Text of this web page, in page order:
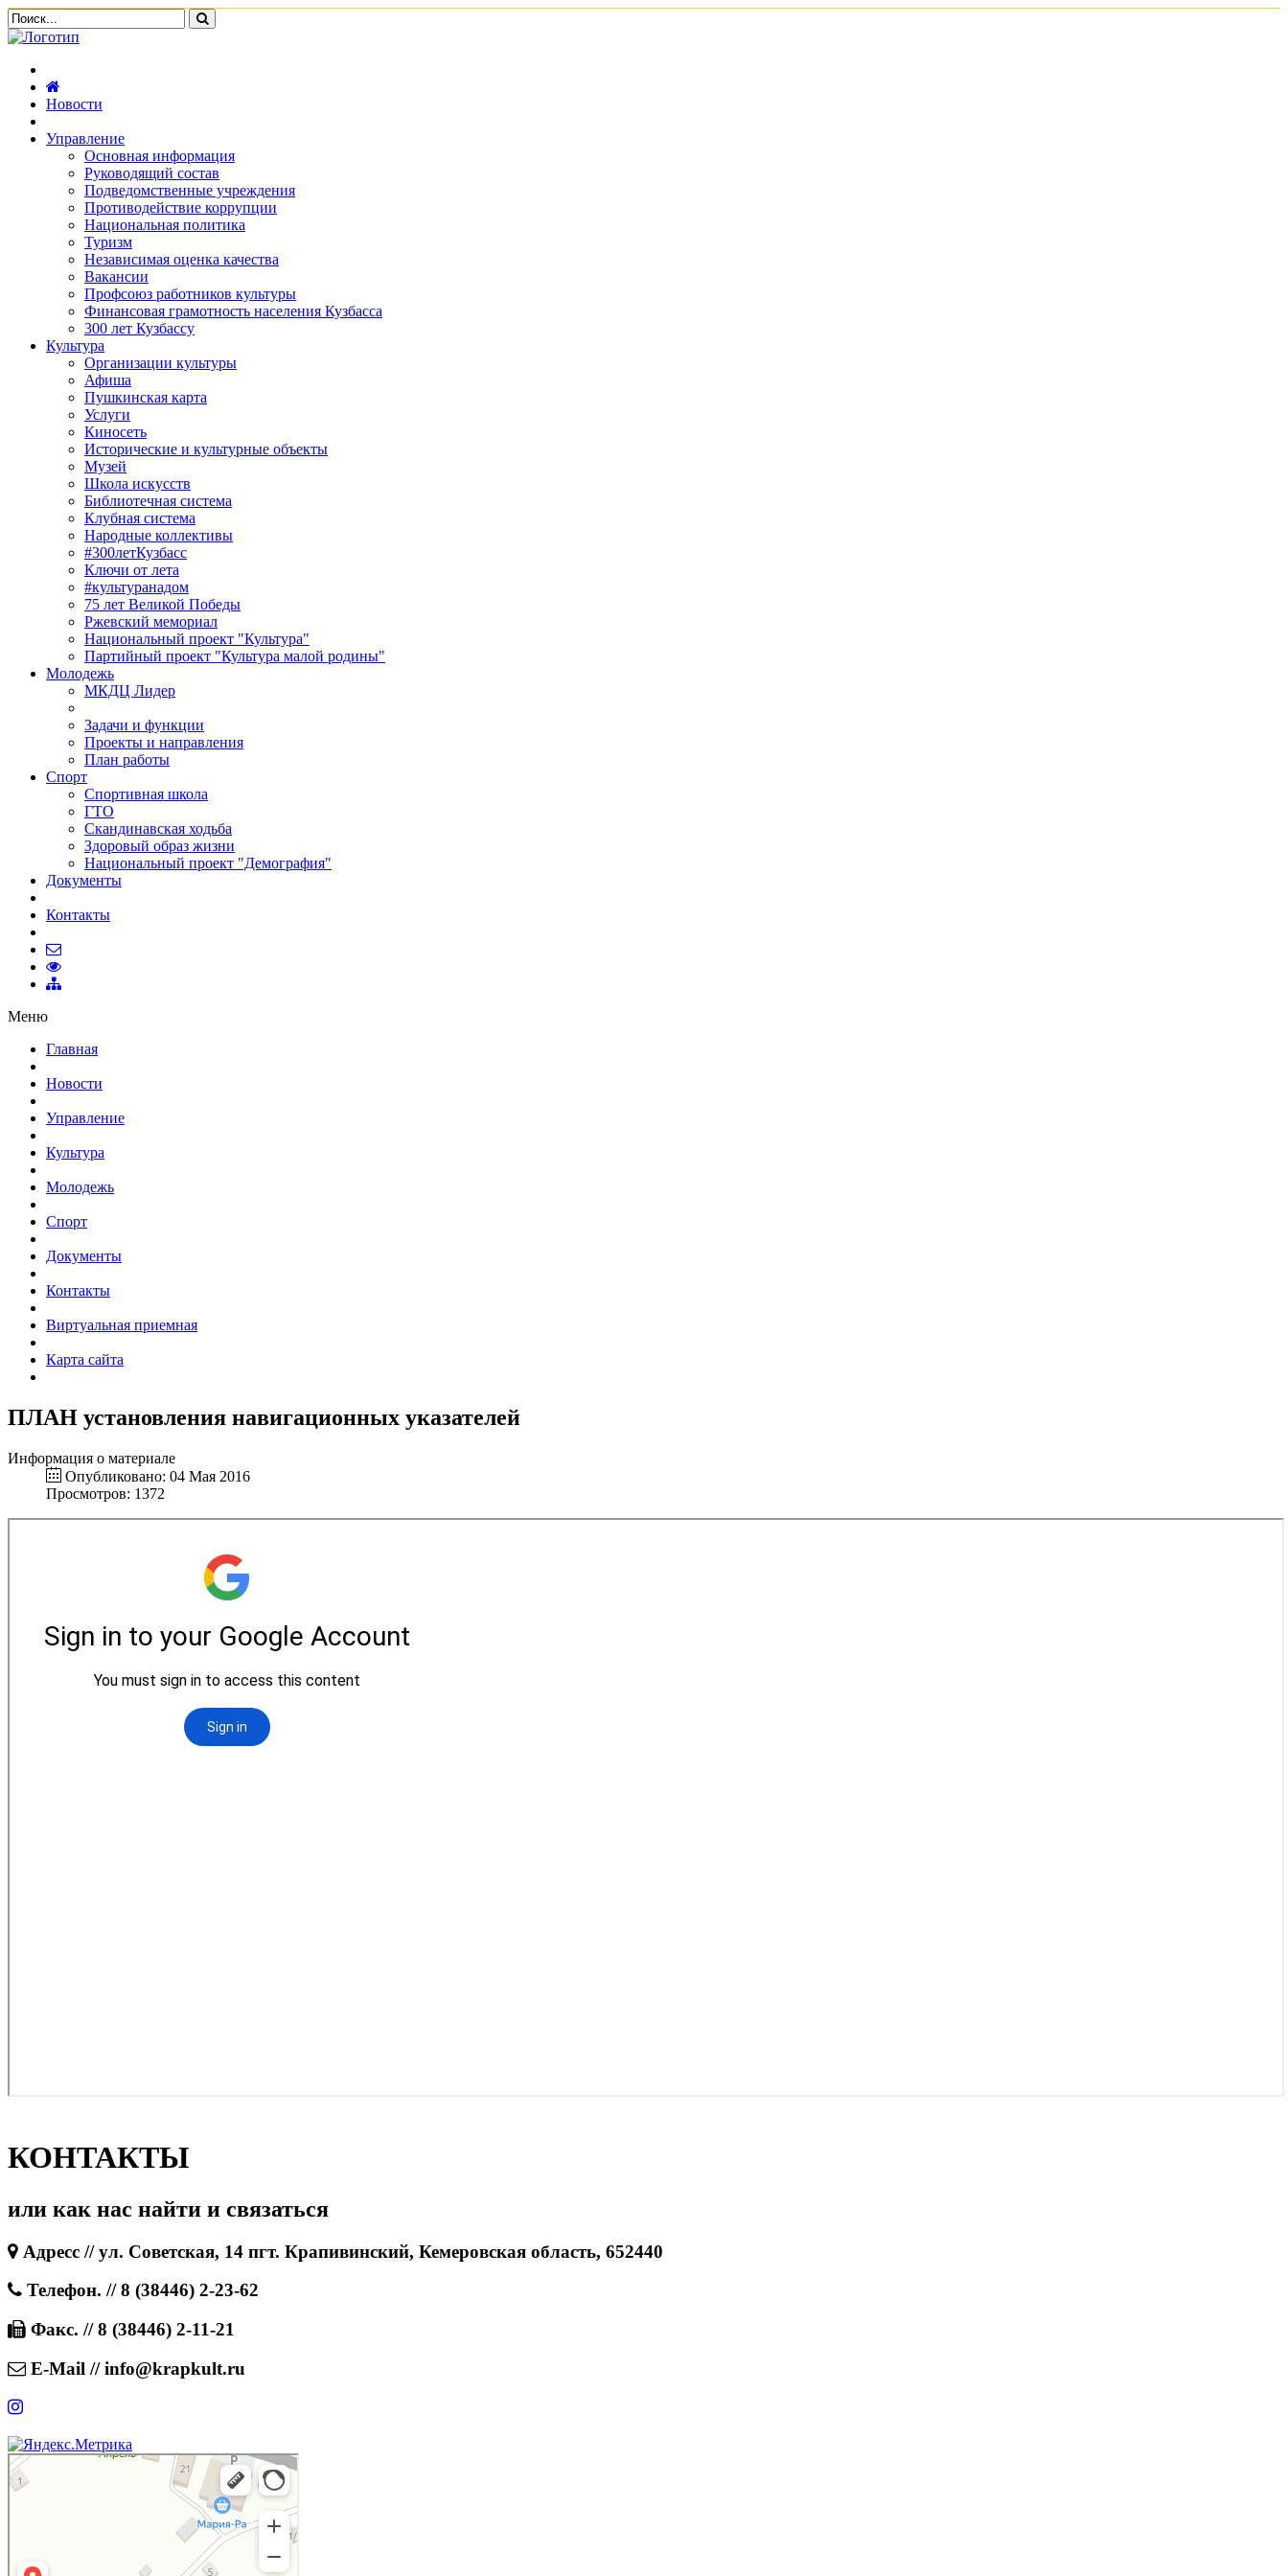
Новости
Управление
Основная информация
Руководящий состав
Подведомственные учреждения
Противодействие коррупции
Национальная политика
Туризм
Независимая оценка качества
Вакансии
Профсоюз работников культуры
Финансовая грамотность населения Кузбасса
300 лет Кузбассу
Культура
Организации культуры
Афиша
Пушкинская карта
Услуги
Киносеть
Исторические и культурные объекты
Музей
Школа искусств
Библиотечная система
Клубная система
Народные коллективы
#300летКузбасс
Ключи от лета
#культуранадом
75 лет Великой Победы
Ржевский мемориал
Национальный проект "Культура"
Партийный проект "Культура малой родины"
Молодежь
МКДЦ Лидер
Задачи и функции
Проекты и направления
План работы
Спорт
Спортивная школа
ГТО
Скандинавская ходьба
Здоровый образ жизни
Национальный проект "Демография"
Документы
Контакты
Меню
Главная
Новости
Управление
Культура
Молодежь
Спорт
Документы
Контакты
Виртуальная приемная
Карта сайта
ПЛАН установления навигационных указателей
Информация о материале
Опубликовано: 04 Мая 2016
Просмотров: 1372
КОНТАКТЫ
или как нас найти и связаться
Адресс // ул. Советская, 14 пгт. Крапивинский, Кемеровская область, 652440
Телефон. // 8 (38446) 2-23-62
Факс. // 8 (38446) 2-11-21
E-Mail // info@krapkult.ru